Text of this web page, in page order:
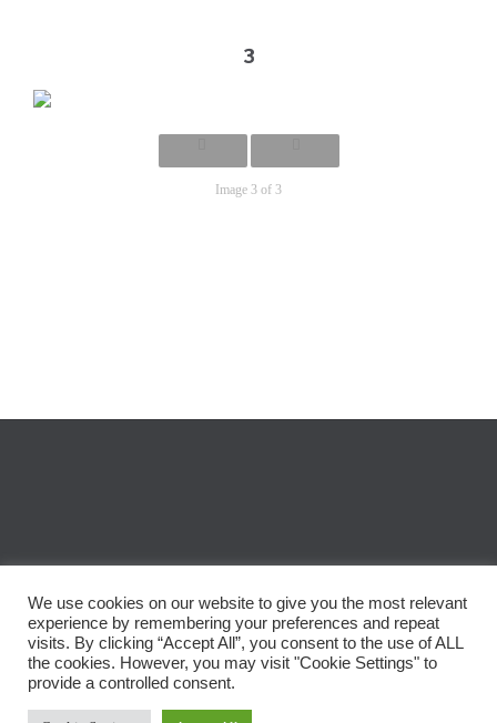
3
Image 3 of 3
© 2023Calin Bibart| All rights reserved
↑
We use cookies on our website to give you the most relevant
experience by remembering your preferences and repeat
visits. By clicking “Accept All”, you consent to the use of ALL
the cookies. However, you may visit "Cookie Settings" to
provide a controlled consent.